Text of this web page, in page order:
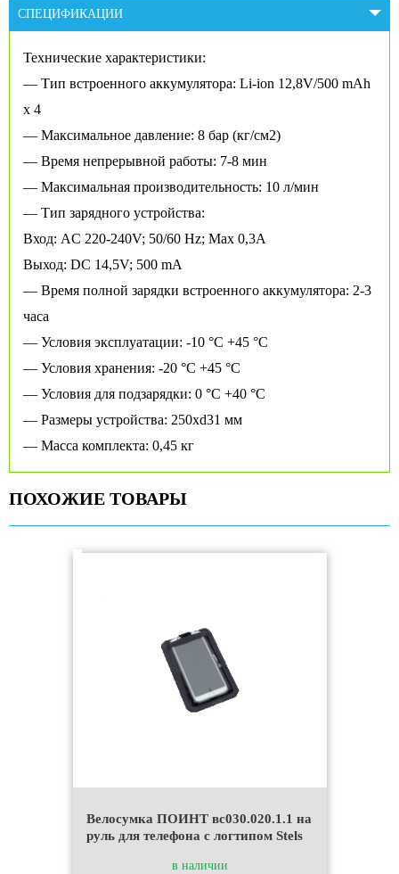
СПЕЦИФИКАЦИИ
Технические характеристики:
— Тип встроенного аккумулятора: Li-ion 12,8V/500 mAh
x 4
— Максимальное давление: 8 бар (кг/см2)
— Время непрерывной работы: 7-8 мин
— Максимальная производительность: 10 л/мин
— Тип зарядного устройства:
Вход: AC 220-240V; 50/60 Hz; Max 0,3A
Выход: DC 14,5V; 500 mA
— Время полной зарядки встроенного аккумулятора: 2-3
часа
— Условия эксплуатации: -10 °C +45 °C
— Условия хранения: -20 °C +45 °C
— Условия для подзарядки: 0 °C +40 °C
— Размеры устройства: 250xd31 мм
— Масса комплекта: 0,45 кг
ПОХОЖИЕ ТОВАРЫ
Велосумка ПОИНТ вс030.020.1.1 на
руль для телефона с логтипом Stels
в наличии